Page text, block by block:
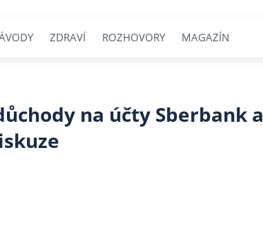
ZDRAVÍ ROZHOVORY MAGAZÍN
na účty Sberbank a